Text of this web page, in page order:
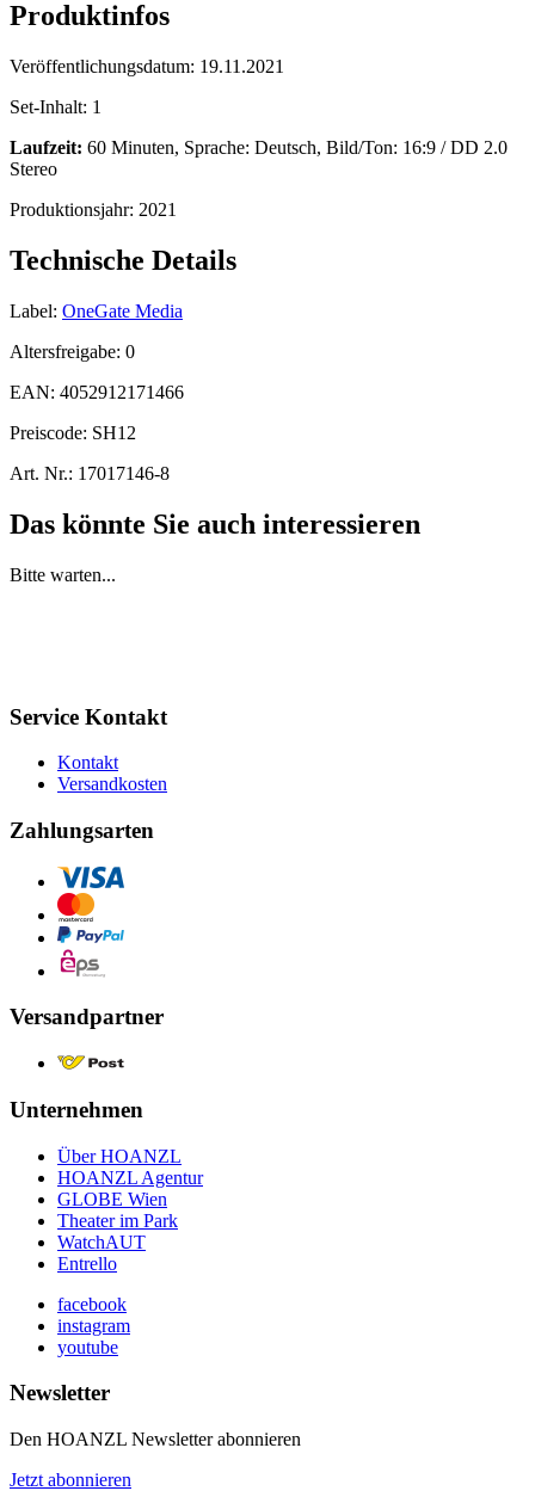
Produktinfos
Veröffentlichungsdatum: 19.11.2021
Set-Inhalt: 1
Laufzeit: 60 Minuten, Sprache: Deutsch, Bild/Ton: 16:9 / DD 2.0
Stereo
Produktionsjahr: 2021
Technische Details
Label: OneGate Media
Altersfreigabe: 0
EAN: 4052912171466
Preiscode: SH12
Art. Nr.: 17017146-8
Das könnte Sie auch interessieren
Bitte warten...
Service Kontakt
Kontakt
Versandkosten
Zahlungsarten
Versandpartner
Unternehmen
Über HOANZL
HOANZL Agentur
GLOBE Wien
Theater im Park
WatchAUT
Entrello
facebook
instagram
youtube
Newsletter
Den HOANZL Newsletter abonnieren
Jetzt abonnieren